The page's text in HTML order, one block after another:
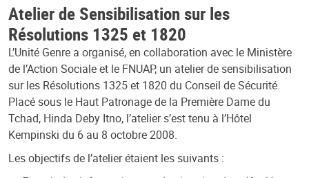
Atelier de Sensibilisation sur les
Résolutions 1325 et 1820
L’Unité Genre a organisé, en collaboration avec le Ministère
de l’Action Sociale et le FNUAP, un atelier de sensibilisation
sur les Résolutions 1325 et 1820 du Conseil de Sécurité.
Placé sous le Haut Patronage de la Première Dame du
Tchad, Hinda Deby Itno, l’atelier s’est tenu à l’Hôtel
Kempinski du 6 au 8 octobre 2008.
Les objectifs de l’atelier étaient les suivants :